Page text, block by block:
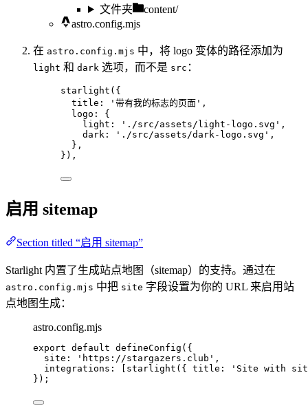
文件夹
content/
astro.config.mjs
在 astro.config.mjs 中，将 logo 变体的路径添加为
light 和 dark 选项，而不是 src ：
starlight ({
title:
' 带有我的标志的页面 ' ,
logo: {
light:
' ./src/assets/light-logo.svg ' ,
dark:
' ./src/assets/dark-logo.svg ' ,
},
}),
启用 sitemap
Section titled “启用 sitemap”
Starlight 内置了生成站点地图（sitemap）的支持。通过在
astro.config.mjs 中把 site 字段设置为你的 URL 来启用站
点地图生成：
astro.config.mjs
export default defineConfig ({
site:
' https://stargazers.club ' ,
integrations: [ starlight ({ title: ' Site with
});